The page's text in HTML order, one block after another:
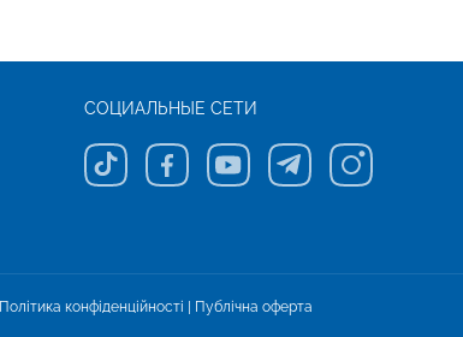
СОЦИАЛЬНЫЕ СЕТИ
Політика конфіденційності Публічна оферта